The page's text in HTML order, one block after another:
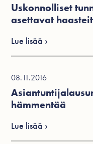
08.11.2016
hämmentää
Lue lisää ›
Uskonnolliset
asettavat
Lue lisää ›